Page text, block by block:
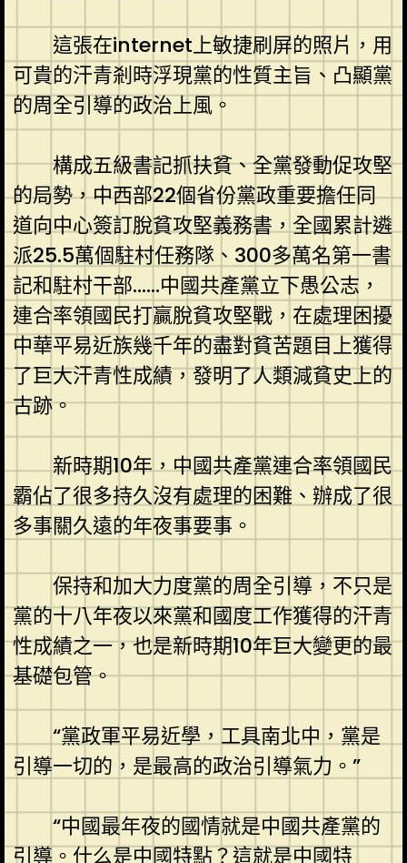
這張在internet上敏捷刷屏的照片，用
可貴的汗青剎時浮現黨的性質主旨、凸顯黨
的周全引導的政治上風。
構成五級書記抓扶貧、全黨發動促攻堅
的局勢，中西部22個省份黨政重要擔任同
道向中心簽訂脫貧攻堅義務書，全國累計遴
派25.5萬個駐村任務隊、300多萬名第一書
記和駐村干部……中國共產黨立下愚公志，
連合率領國民打贏脫貧攻堅戰，在處理困擾
中華平易近族幾千年的盡對貧苦題目上獲得
了巨大汗青性成績，發明了人類減貧史上的
古跡。
新時期10年，中國共產黨連合率領國民
霸佔了很多持久沒有處理的困難、辦成了很
多事關久遠的年夜事要事。
保持和加大力度黨的周全引導，不只是
黨的十八年夜以來黨和國度工作獲得的汗青
性成績之一，也是新時期10年巨大變更的最
基礎包管。
“黨政軍平易近學，工具南北中，黨是
引導一切的，是最高的政治引導氣力。”
“中國最年夜的國情就是中國共產黨的
引導。什么是中國特點？這就是中國特